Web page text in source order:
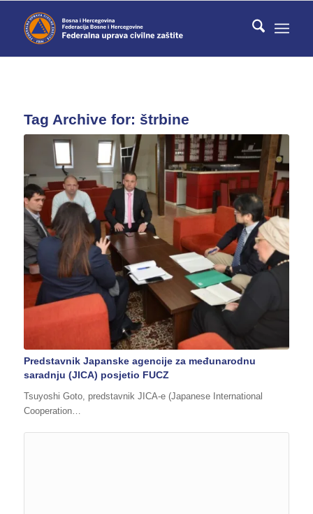
Tag Archive for: štrbine
Predstavnik Japanske agencije za međunarodnu
saradnju (JICA) posjetio FUCZ
Tsuyoshi Goto, predstavnik JICA-e (Japanese International
Cooperation…